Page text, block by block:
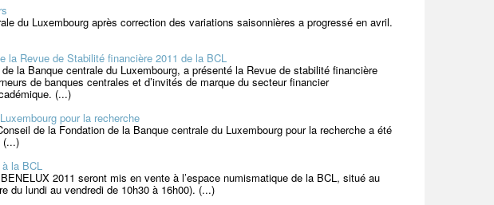
du Luxembourg après correction des variations saisonnières a progressé en avril.
la Revue de Stabilité financière 2011 de la BCL
la Banque centrale du Luxembourg, a présenté la Revue de stabilité financière
de banques centrales et d’invités de marque du secteur financier
(...)
pour la recherche
de la Fondation de la Banque centrale du Luxembourg pour la recherche a été
(...)
la BCL
2011 seront mis en vente à l’espace numismatique de la BCL, situé au
du lundi au vendredi de 10h30 à 16h00). (...)